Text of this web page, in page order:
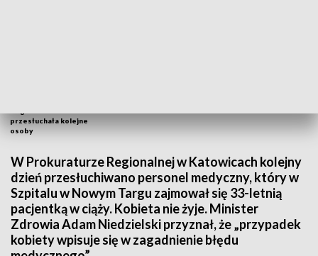
przesłuchała kolejne
osoby
W Prokuraturze Regionalnej w Katowicach kolejny
dzień przesłuchiwano personel medyczny, który w
Szpitalu w Nowym Targu zajmował się 33-letnią
pacjentką w ciąży. Kobieta nie żyje. Minister
Zdrowia Adam Niedzielski przyznał, że „przypadek
kobiety wpisuje się w zagadnienie błędu